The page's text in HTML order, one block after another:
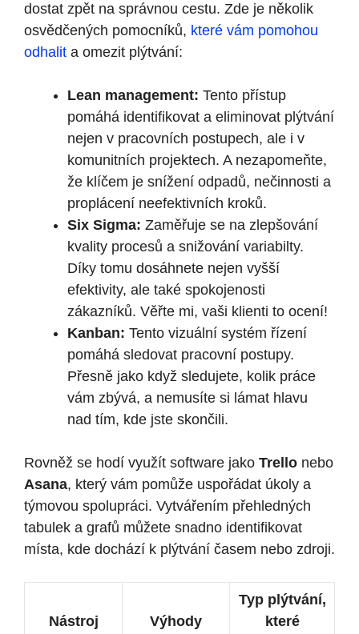
dostat zpět na správnou cestu. Zde je několik
osvědčených pomocníků, které vám pomohou
odhalit a omezit plýtvání:
Lean management: Tento přístup
pomáhá identifikovat a eliminovat plýtvání
nejen v pracovních postupech, ale i v
komunitních projektech. A nezapomeňte,
že klíčem je snížení odpadů, nečinnosti a
proplácení neefektivních kroků.
Six Sigma: Zaměřuje se na zlepšování
kvality procesů a snižování variabilty.
Díky tomu dosáhnete nejen vyšší
efektivity, ale také spokojenosti
zákazníků. Věřte mi, vaši klienti to ocení!
Kanban: Tento vizuální systém řízení
pomáhá sledovat pracovní postupy.
Přesně jako když sledujete, kolik práce
vám zbývá, a nemusíte si lámat hlavu
nad tím, kde jste skončili.
Rovněž se hodí využít software jako Trello nebo
Asana, který vám pomůže uspořádat úkoly a
týmovou spolupráci. Vytvářením přehledných
tabulek a grafů můžete snadno identifikovat
místa, kde dochází k plýtvání časem nebo zdroji.
Nástroj Výhody
Typ plýtvání,
které